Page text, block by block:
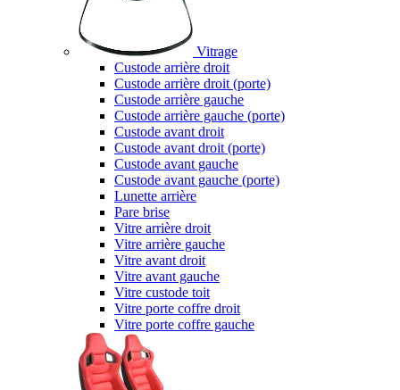
Vitrage
Custode arrière droit
Custode arrière droit (porte)
Custode arrière gauche
Custode arrière gauche (porte)
Custode avant droit
Custode avant droit (porte)
Custode avant gauche
Custode avant gauche (porte)
Lunette arrière
Pare brise
Vitre arrière droit
Vitre arrière gauche
Vitre avant droit
Vitre avant gauche
Vitre custode toit
Vitre porte coffre droit
Vitre porte coffre gauche